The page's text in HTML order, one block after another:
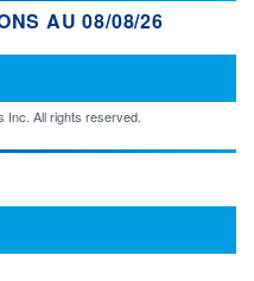
AU 08/08/26
Inc. All rights reserved.